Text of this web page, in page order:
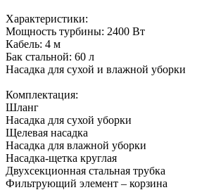
Характеристики:
Мощность турбины: 2400 Вт
Кабель: 4 м
Бак стальной: 60 л
Насадка для сухой и влажной уборки
Комплектация:
Шланг
Насадка для сухой уборки
Щелевая насадка
Насадка для влажной уборки
Насадка-щетка круглая
Двухсекционная стальная трубка
Фильтрующий элемент – корзина